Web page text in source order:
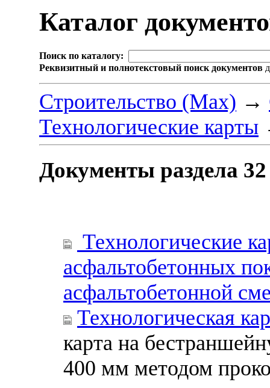
Каталог
Поиск по каталогу:
Реквизитный и полнотекстовый поиск документов
Строительство (Max) →
Технологические карты
Документы раздела
Технологические
асфальтобетонных
асфальтобетонной
Технологическая
карта на
400 мм методом